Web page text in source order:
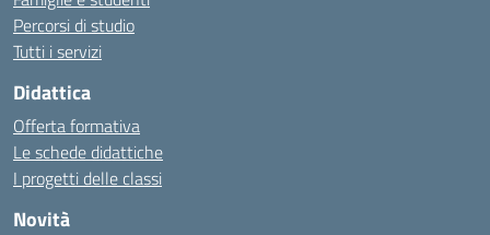
Percorsi di studio
Tutti i servizi
Didattica
Offerta formativa
Le schede didattiche
I progetti delle classi
Novità